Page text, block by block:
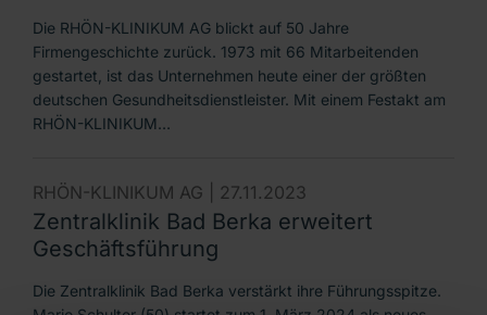
Die RHÖN-KLINIKUM AG blickt auf 50 Jahre
Firmengeschichte zurück. 1973 mit 66 Mitarbeitenden
gestartet, ist das Unternehmen heute einer der größten
deutschen Gesundheitsdienstleister. Mit einem Festakt am
RHÖN-KLINIKUM…
RHÖN-KLINIKUM AG | 27.11.2023
Zentralklinik Bad Berka erweitert
Geschäftsführung
Die Zentralklinik Bad Berka verstärkt ihre Führungsspitze.